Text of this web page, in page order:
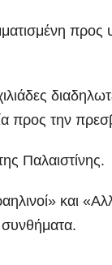
προς
προς την
Παλαιστίνης.
και
συνθήματα.